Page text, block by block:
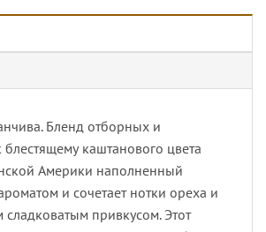
Бленд отборных и
каштанового цвета
Америки наполненный
и сочетает нотки ореха и
сладковатым привкусом. Этот